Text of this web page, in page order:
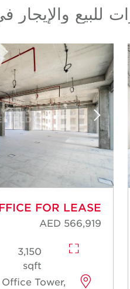
للبيع
FOR LEASE
AED 566,919
3,150
sqft
Tower,